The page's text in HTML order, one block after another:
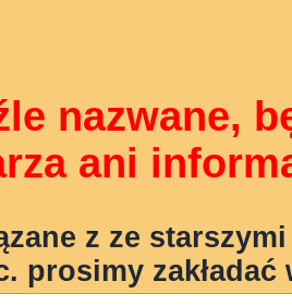
nazwane,
ani
z ze
prosimy